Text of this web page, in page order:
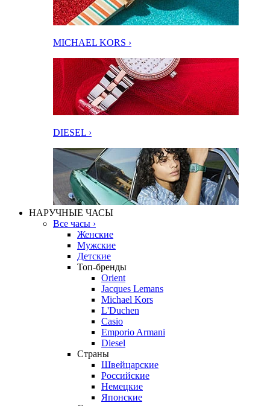
MICHAEL KORS ›
DIESEL ›
НАРУЧНЫЕ ЧАСЫ
Все часы ›
Женские
Мужские
Детские
Топ-бренды
Orient
Jacques Lemans
Michael Kors
L'Duchen
Casio
Emporio Armani
Diesel
Страны
Швейцарские
Российские
Немецкие
Японские